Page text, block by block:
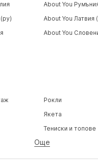
Рокли
Якета
Тениски и топове
Бельо
Още
About You
About You Латвия
About You